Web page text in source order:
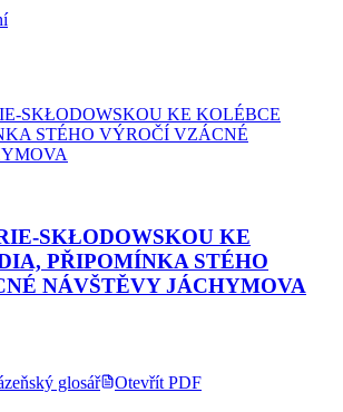
SKŁODOWSKOU KE
PŘIPOMÍNKA STÉHO
NÁVŠTĚVY JÁCHYMOVA
Otevřít PDF